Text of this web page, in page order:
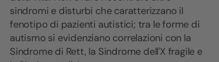
sindromi e disturbi che caratterizzano il
fenotipo di pazienti autistici; tra le forme di
autismo si evidenziano correlazioni con la
Sindrome di Rett, la Sindrome dell'X fragile e